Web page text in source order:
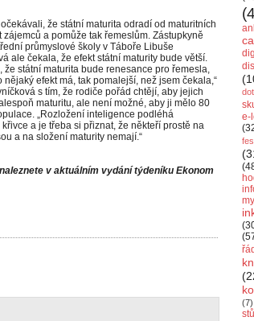
že státní maturita odradí od maturitních
zájemců a pomůže tak řemeslům. Zástupkyně
průmyslové školy v Táboře Libuše
ale čekala, že efekt státní maturity bude větší.
že státní maturita bude renesance pro řemesla,
nějaký efekt má, tak pomalejší, než jsem čekala,“
s tím, že rodiče pořád chtějí, aby jejich
maturitu, ale není možné, aby ji mělo 80
„Rozložení inteligence podléhá
a je třeba si přiznat, že někteří prostě na
a na složení maturity nemají.“
v aktuálním vydání týdeníku Ekonom
e-
řád
(7)
stůl